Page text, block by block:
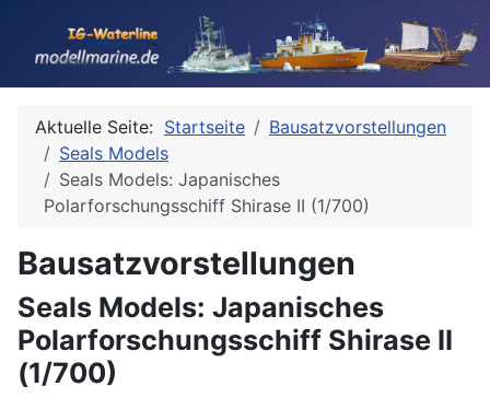
Aktuelle Seite: Startseite
Bausatzvorstellungen
Seals Models
Seals Models: Japanisches
Polarforschungsschiff Shirase II (1/700)
Bausatzvorstellungen
Seals Models: Japanisches
Polarforschungsschiff Shirase II
(1/700)